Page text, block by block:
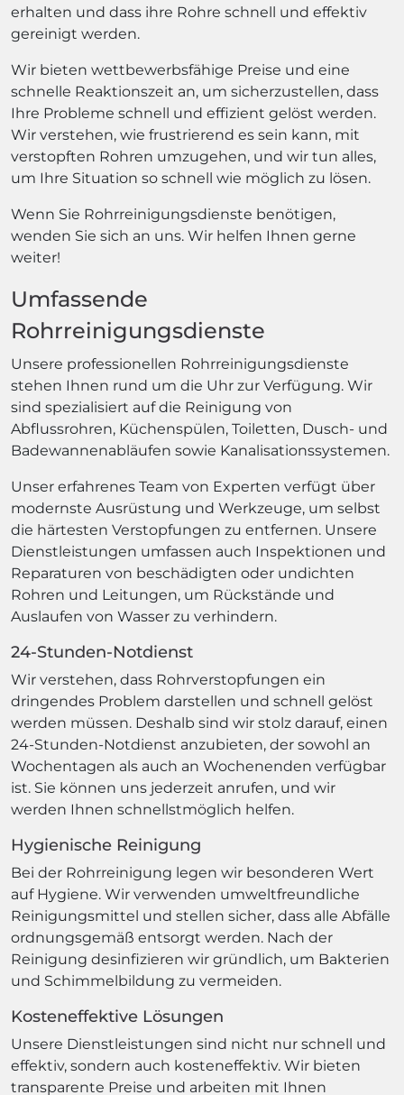
erhalten und dass ihre Rohre schnell und effektiv
gereinigt werden.
Wir bieten wettbewerbsfähige Preise und eine
schnelle Reaktionszeit an, um sicherzustellen, dass
Ihre Probleme schnell und effizient gelöst werden.
Wir verstehen, wie frustrierend es sein kann, mit
verstopften Rohren umzugehen, und wir tun alles,
um Ihre Situation so schnell wie möglich zu lösen.
Wenn Sie Rohrreinigungsdienste benötigen,
wenden Sie sich an uns. Wir helfen Ihnen gerne
weiter!
Umfassende
Rohrreinigungsdienste
Unsere professionellen Rohrreinigungsdienste
stehen Ihnen rund um die Uhr zur Verfügung. Wir
sind spezialisiert auf die Reinigung von
Abflussrohren, Küchenspülen, Toiletten, Dusch- und
Badewannenabläufen sowie Kanalisationssystemen.
Unser erfahrenes Team von Experten verfügt über
modernste Ausrüstung und Werkzeuge, um selbst
die härtesten Verstopfungen zu entfernen. Unsere
Dienstleistungen umfassen auch Inspektionen und
Reparaturen von beschädigten oder undichten
Rohren und Leitungen, um Rückstände und
Auslaufen von Wasser zu verhindern.
24-Stunden-Notdienst
Wir verstehen, dass Rohrverstopfungen ein
dringendes Problem darstellen und schnell gelöst
werden müssen. Deshalb sind wir stolz darauf, einen
24-Stunden-Notdienst anzubieten, der sowohl an
Wochentagen als auch an Wochenenden verfügbar
ist. Sie können uns jederzeit anrufen, und wir
werden Ihnen schnellstmöglich helfen.
Hygienische Reinigung
Bei der Rohrreinigung legen wir besonderen Wert
auf Hygiene. Wir verwenden umweltfreundliche
Reinigungsmittel und stellen sicher, dass alle Abfälle
ordnungsgemäß entsorgt werden. Nach der
Reinigung desinfizieren wir gründlich, um Bakterien
und Schimmelbildung zu vermeiden.
Kosteneffektive Lösungen
Unsere Dienstleistungen sind nicht nur schnell und
effektiv, sondern auch kosteneffektiv. Wir bieten
transparente Preise und arbeiten mit Ihnen